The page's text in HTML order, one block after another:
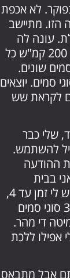
בחולון, הפסדתי כרגע 6000 שקלים בפוקר. לא אכפת
בסיטואציה הזו. מתיישב
עונה לה
שאני בדרך והיא שואלת אם לבוא, אומר לה "בטח 20 דקות בבית" נוסע 200 קמ"ש כל
הביתה, מתחיל להשתמש ב – 3 סוגי סמים שונים.
סמים. יוצאים
לקראת שש
מתעורר בערך ב – 11. אני לבד, שלי כבר
להשתמש.
ההודעה
בבית
ושתבוא אם בא לה. "תוך שעה אני אצלך" היא אומרת אומר לה "סבבה יש לי זמן עד 4,
ואז אני צריך לאסוף את הילדים" שוב מכניס את עצמי למעגל שימוש ב -3 סוגי סמים
די מהר.
שקשה לי אפילו ללכת
אבל מתבאס